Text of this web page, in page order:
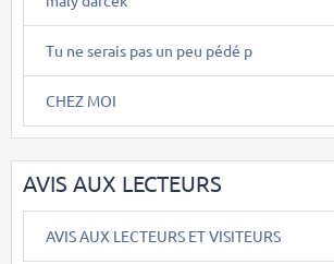
Tu ne serais pas un peu pédé p
CHEZ MOI
AVIS AUX LECTEURS
AVIS AUX LECTEURS ET VISITEURS